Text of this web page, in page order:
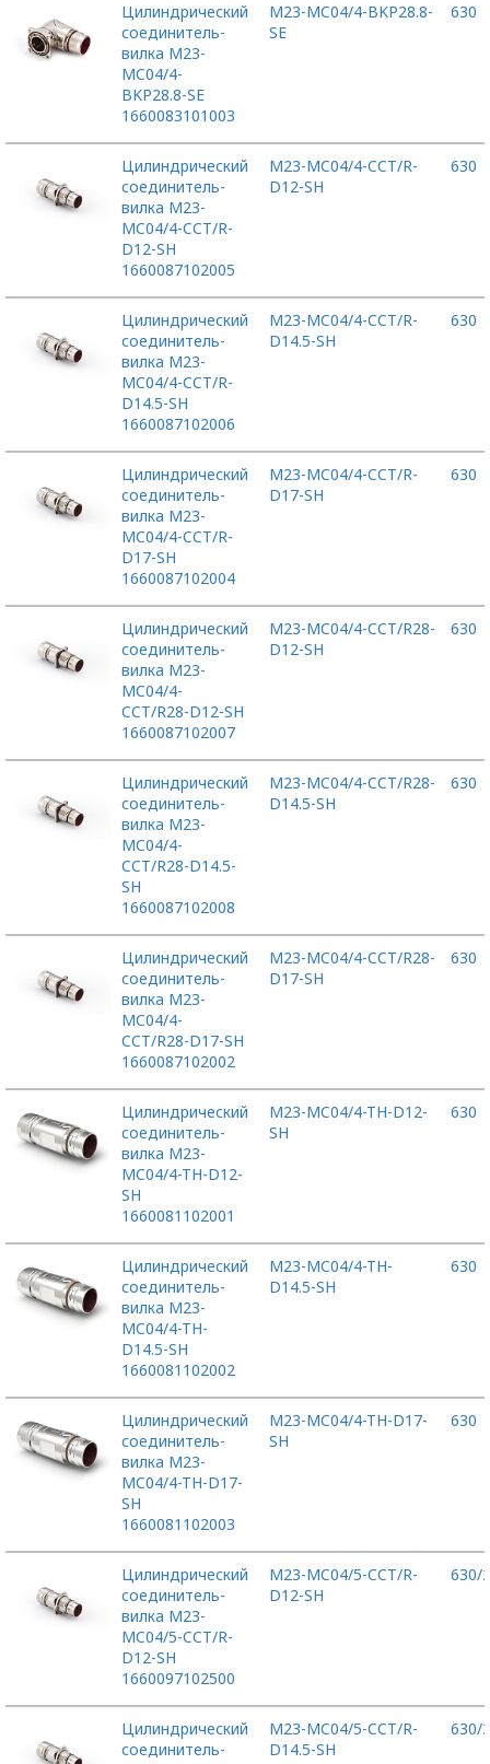
Цилиндрический
соединитель-
вилка M23-
MC04/4-
BKP28.8-SE
1660083101003
M23-MC04/4-BKP28.8-
SE
630
Цилиндрический
соединитель-
вилка M23-
MC04/4-CCT/R-
D12-SH
1660087102005
M23-MC04/4-CCT/R-
D12-SH
630
Цилиндрический
соединитель-
вилка M23-
MC04/4-CCT/R-
D14.5-SH
1660087102006
M23-MC04/4-CCT/R-
D14.5-SH
630
Цилиндрический
соединитель-
вилка M23-
MC04/4-CCT/R-
D17-SH
1660087102004
M23-MC04/4-CCT/R-
D17-SH
630
Цилиндрический
соединитель-
вилка M23-
MC04/4-
CCT/R28-D12-SH
1660087102007
M23-MC04/4-CCT/R28-
D12-SH
630
Цилиндрический
соединитель-
вилка M23-
MC04/4-
CCT/R28-D14.5-
SH
1660087102008
M23-MC04/4-CCT/R28-
D14.5-SH
630
Цилиндрический
соединитель-
вилка M23-
MC04/4-
CCT/R28-D17-SH
1660087102002
M23-MC04/4-CCT/R28-
D17-SH
630
Цилиндрический
соединитель-
вилка M23-
MC04/4-TH-D12-
SH
1660081102001
M23-MC04/4-TH-D12-
SH
630
Цилиндрический
соединитель-
вилка M23-
MC04/4-TH-
D14.5-SH
1660081102002
M23-MC04/4-TH-
D14.5-SH
630
Цилиндрический
соединитель-
вилка M23-
MC04/4-TH-D17-
SH
1660081102003
M23-MC04/4-TH-D17-
SH
630
Цилиндрический
соединитель-
вилка M23-
MC04/5-CCT/R-
D12-SH
1660097102500
M23-MC04/5-CCT/R-
D12-SH
630/
Цилиндрический
соединитель-
M23-MC04/5-CCT/R-
D14.5-SH
630/